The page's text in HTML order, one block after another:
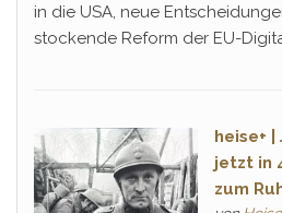
in die USA, neue
stockende Reform der EU-
heise+
jetzt in
zum